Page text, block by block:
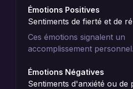
Émotions Positives
Sentiments de fierté et de
Ces émotions signalent un
accomplissement personnel.
Émotions Négatives
Sentiments d'anxiété ou de